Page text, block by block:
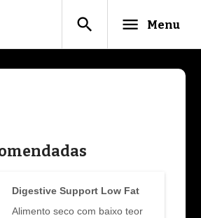
search menu Menu
Digestive Support Low Fat
Alimento seco com baixo teor